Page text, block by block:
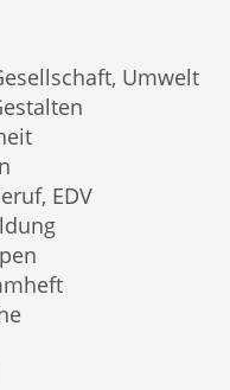
Umwelt
EDV
Neues Passwort